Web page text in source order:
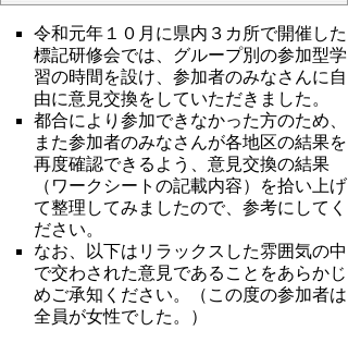
令和元年１０月に県内３カ所で開催した
標記研修会では、グループ別の参加型学
習の時間を設け、参加者のみなさんに自
由に意見交換をしていただきました。
都合により参加できなかった方のため、
また参加者のみなさんが各地区の結果を
再度確認できるよう、意見交換の結果
（ワークシートの記載内容）を拾い上げ
て整理してみましたので、参考にしてく
ださい。
なお、以下はリラックスした雰囲気の中
で交わされた意見であることをあらかじ
めご承知ください。（この度の参加者は
全員が女性でした。）